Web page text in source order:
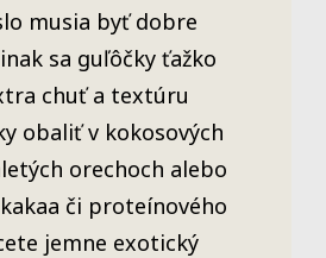
musia byť dobre
sa guľôčky ťažko
chuť a textúru
obaliť v kokosových
orechoch alebo
či proteínového
jemne exotický